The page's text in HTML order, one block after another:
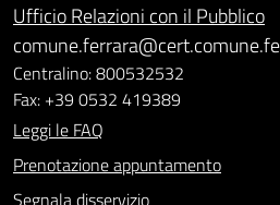
Ufficio Relazioni con il Pubblico
Centralino: 800532532
Fax: +39 0532 419389
Leggi le FAQ
Prenotazione appuntamento
Segnala disservizio